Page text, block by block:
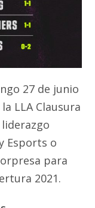
27 de junio
LLA Clausura
Esports o
para
2021.